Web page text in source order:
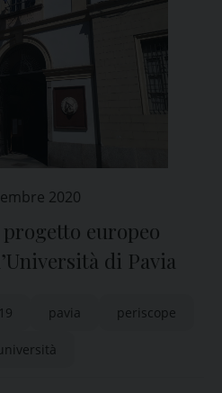
2020
europeo
di Pavia
pavia periscope